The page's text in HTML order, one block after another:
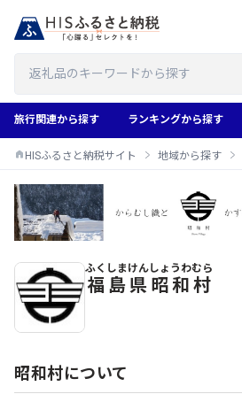
旅行関連から探す ランキングから探す
HISふるさと納税サイト 地域から探す
昭和村のふるさと納税返礼品一覧
福島県
ふくしまけん
昭和村
しょうわむら
昭和村について